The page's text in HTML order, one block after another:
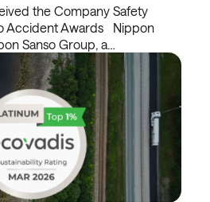
the Company Safety
Accident Awards Nippon
Sanso Group, a…